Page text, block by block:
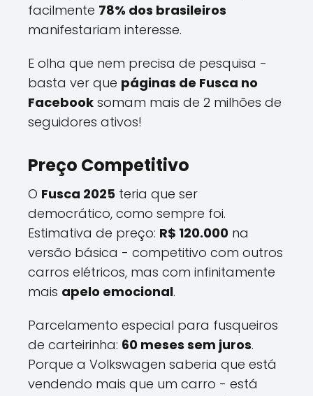
facilmente 78% dos brasileiros
manifestariam interesse.
E olha que nem precisa de pesquisa -
basta ver que páginas de Fusca no
Facebook somam mais de 2 milhões de
seguidores ativos!
Preço Competitivo
O Fusca 2025 teria que ser
democrático, como sempre foi.
Estimativa de preço: R$ 120.000 na
versão básica - competitivo com outros
carros elétricos, mas com infinitamente
mais apelo emocional.
Parcelamento especial para fusqueiros
de carteirinha: 60 meses sem juros.
Porque a Volkswagen saberia que está
vendendo mais que um carro - está